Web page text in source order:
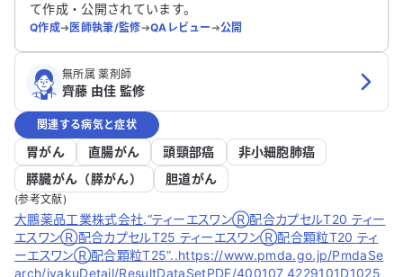
て作成・公開されています。
Q作成➔医師執筆/監修➔QAレビュー➔公開
無所属 薬剤師
齊藤 由佳 監修
関連する病気と症状
胃がん 直腸がん 頭頸部癌
非小細胞肺癌
膵臓がん（膵がん）
胆道がん
(参考文献)
大鵬薬品工業株式会社.“ティーエスワンⓇ配合カプセルT20 ティー
エスワンⓇ配合カプセルT25 ティーエスワンⓇ配合顆粒T20 ティ
ーエスワンⓇ配合顆粒T25”..https://www.pmda.go.jp/PmdaSe
arch/iyakuDetail/ResultDataSetPDF/400107_4229101D1025_